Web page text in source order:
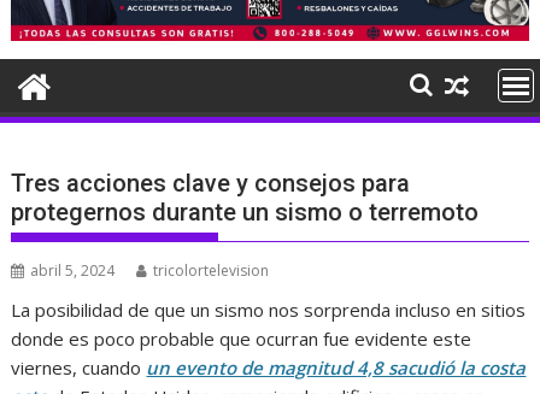
Tres acciones clave y consejos para
protegernos durante un sismo o terremoto
abril 5, 2024 tricolortelevision
La posibilidad de que un sismo nos sorprenda incluso en sitios
donde es poco probable que ocurran fue evidente este
viernes, cuando un evento de magnitud 4,8 sacudió la costa